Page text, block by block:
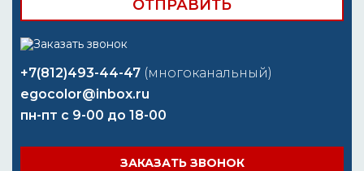
+7(812)493-44-47 (многоканальный)
egocolor@inbox.ru
пн-пт с 9-00 до 18-00
ЗАКАЗАТЬ ЗВОНОК